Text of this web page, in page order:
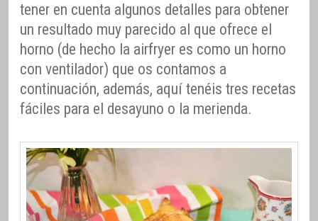
tener en cuenta algunos detalles para obtener
un resultado muy parecido al que ofrece el
horno (de hecho la airfryer es como un horno
con ventilador) que os contamos a
continuación, además, aquí tenéis tres recetas
fáciles para el desayuno o la merienda.